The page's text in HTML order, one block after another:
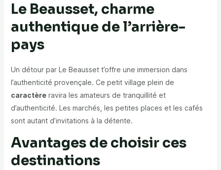
Le Beausset, charme
authentique de l’arrière-
pays
Un détour par Le Beausset t’offre une immersion dans
l’authenticité provençale. Ce petit village plein de
caractèreravira les amateurs de tranquillité et
d’authenticité. Les marchés, les petites places et les cafés
sont autant d’invitations à la détente.
Avantages de choisir ces
destinations